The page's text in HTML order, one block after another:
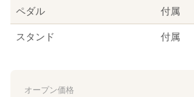
ペダル 付属
スタンド 付属
オープン価格